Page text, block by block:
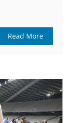
Read More